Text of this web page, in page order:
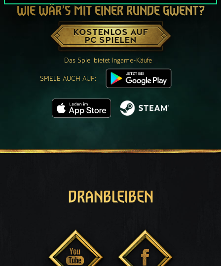
WIE WÄR’S MIT EINER RUNDE GWENT?
KOSTENLOS AUF
PC SPIELEN
Das Spiel bietet Ingame-Käufe
SPIELE AUCH AUF:
DRANBLEIBEN